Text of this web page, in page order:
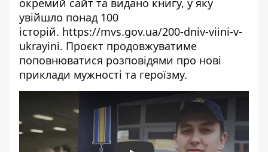
увійшло понад 100
історій. https://mvs.gov.ua/200-dniv-viini-v-
ukrayini. Проєкт продовжуватиме
поповнюватися розповідями про нові
приклади мужності та героїзму.